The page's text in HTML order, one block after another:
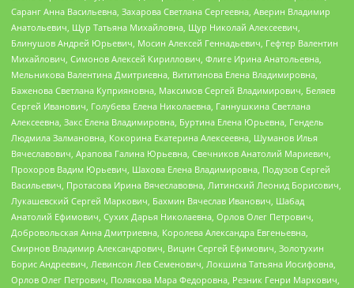
Саранг Анна Васильевна, Захарова Светлана Сергеевна, Аверин Владимир
Анатольевич, Щур Татьяна Михайловна, Щур Николай Алексеевич,
Блинушов Андрей Юрьевич, Мосин Алексей Геннадьевич, Гефтер Валентин
Михайлович, Симонов Алексей Кириллович, Флиге Ирина Анатольевна,
Мельникова Валентина Дмитриевна, Вититинова Елена Владимировна,
Баженова Светлана Куприяновна, Максимов Сергей Владимирович, Беляев
Сергей Иванович, Голубева Елена Николаевна, Ганнушкина Светлана
Алексеевна, Закс Елена Владимировна, Буртина Елена Юрьевна, Гендель
Людмила Залмановна, Кокорина Екатерина Алексеевна, Шуманов Илья
Вячеславович, Арапова Галина Юрьевна, Свечников Анатолий Мариевич,
Прохоров Вадим Юрьевич, Шахова Елена Владимировна, Подузов Сергей
Васильевич, Протасова Ирина Вячеславовна, Литинский Леонид Борисович,
Лукашевский Сергей Маркович, Бахмин Вячеслав Иванович, Шабад
Анатолий Ефимович, Сухих Дарья Николаевна, Орлов Олег Петрович,
Добровольская Анна Дмитриевна, Королева Александра Евгеньевна,
Смирнов Владимир Александрович, Вицин Сергей Ефимович, Золотухин
Борис Андреевич, Левинсон Лев Семенович, Локшина Татьяна Иосифовна,
Орлов Олег Петрович, Полякова Мара Федоровна, Резник Генри Маркович,